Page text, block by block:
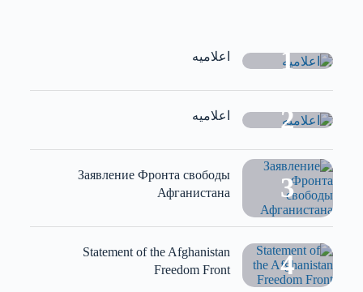
اعلامیه
اعلامیه
Заявление Фронта свободы
Афганистана
Statement of the Afghanistan
Freedom Front